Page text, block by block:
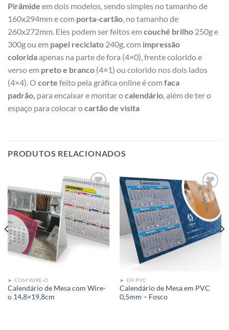
Pirâmide em dois modelos, sendo simples no tamanho de
160x294mm e com porta-cartão, no tamanho de
260x272mm. Eles podem ser feitos em couché brilho 250g e
300g ou em papel reciclato 240g, com impressão
coloridaapenas na parte de fora (4×0), frente colorido e
verso em preto e branco (4×1) ou colorido nos dois lados
(4×4). O corte feito pela gráfica online é com faca
padrão, para encaixar e montar ocalendário, além de ter o
espaço para colocar ocartão de visita
PRODUTOS RELACIONADOS
Add to
wishlist
► COM WIRE-O
Calendário de Mesa com Wire-
o 14,8×19,8cm
Add to
wishlist
► EM PVC
Calendário de Mesa em PVC
0,5mm – Fosco